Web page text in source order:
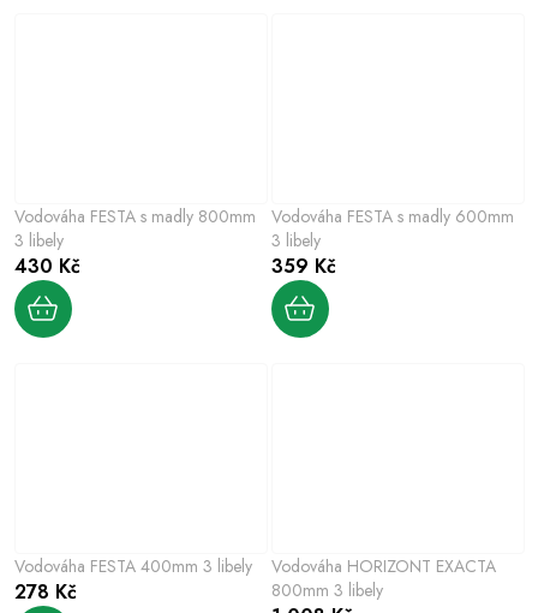
Vodováha FESTA s madly 800mm
3 libely
430 Kč
Vodováha FESTA s madly 600mm
3 libely
359 Kč
Vodováha FESTA 400mm 3 libely
278 Kč
Vodováha HORIZONT EXACTA
800mm 3 libely